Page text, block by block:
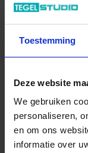
Toestemming
Deze website
We gebruiken
personaliseren,
en om ons
informatie over
+31 (0)
Wow Zellige